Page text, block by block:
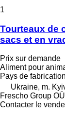
1
Tourteaux de
sacs et en
Prix sur demande
Aliment pour
Pays de fabrication
Ukraine, m.
Frescho Group OÜ
Contacter le